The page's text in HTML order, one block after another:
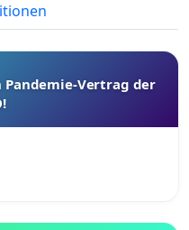
Vertrag der